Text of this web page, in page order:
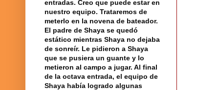
entradas. Creo que puede estar en
nuestro equipo. Trataremos de
meterlo en la novena de bateador.
El padre de Shaya se quedó
estático mientras Shaya no dejaba
de sonreír. Le pidieron a Shaya
que se pusiera un guante y lo
metieron al campo a jugar. Al final
de la octava entrada, el equipo de
Shaya había logrado algunas